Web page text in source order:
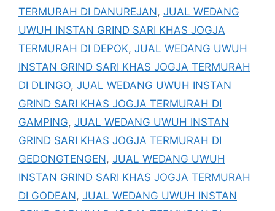
TERMURAH DI DANUREJAN, JUAL WEDANG
UWUH INSTAN GRIND SARI KHAS JOGJA
TERMURAH DI DEPOK, JUAL WEDANG UWUH
INSTAN GRIND SARI KHAS JOGJA TERMURAH
DI DLINGO, JUAL WEDANG UWUH INSTAN
GRIND SARI KHAS JOGJA TERMURAH DI
GAMPING, JUAL WEDANG UWUH INSTAN
GRIND SARI KHAS JOGJA TERMURAH DI
GEDONGTENGEN, JUAL WEDANG UWUH
INSTAN GRIND SARI KHAS JOGJA TERMURAH
DI GODEAN, JUAL WEDANG UWUH INSTAN